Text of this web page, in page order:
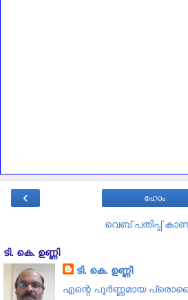
‹ ഹോം
വെബ് പതിപ്പ്
ടി. കെ. ഉണ്ണി
ടി. കെ. ഉണ്ണി
എന്റെ പൂര്‍ണ്ണമായ